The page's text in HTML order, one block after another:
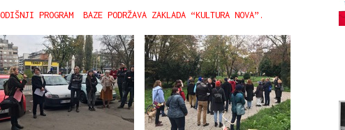
PROGRAM BAZE PODRŽAVA ZAKLADA “KULTURA NOVA”.